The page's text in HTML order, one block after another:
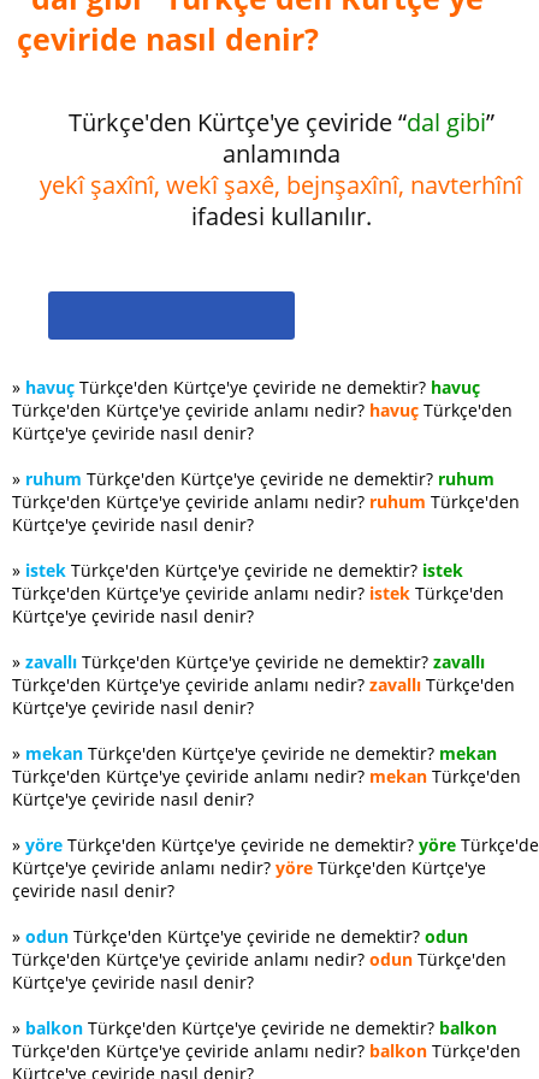
çeviride nasıl denir?
Türkçe'den Kürtçe'ye çeviride “dal gibi”
anlamında
yekî şaxînî, wekî şaxê, bejnşaxînî, navterhînî
ifadesi kullanılır.
» havuç Türkçe'den Kürtçe'ye çeviride ne demektir? havuç
Türkçe'den Kürtçe'ye çeviride anlamı nedir? havuç Türkçe'den
Kürtçe'ye çeviride nasıl denir?
» ruhum Türkçe'den Kürtçe'ye çeviride ne demektir? ruhum
Türkçe'den Kürtçe'ye çeviride anlamı nedir? ruhum Türkçe'den
Kürtçe'ye çeviride nasıl denir?
» istek Türkçe'den Kürtçe'ye çeviride ne demektir? istek
Türkçe'den Kürtçe'ye çeviride anlamı nedir? istek Türkçe'den
Kürtçe'ye çeviride nasıl denir?
» zavallı Türkçe'den Kürtçe'ye çeviride ne demektir? zavallı
Türkçe'den Kürtçe'ye çeviride anlamı nedir? zavallı Türkçe'den
Kürtçe'ye çeviride nasıl denir?
» mekan Türkçe'den Kürtçe'ye çeviride ne demektir? mekan
Türkçe'den Kürtçe'ye çeviride anlamı nedir? mekan Türkçe'den
Kürtçe'ye çeviride nasıl denir?
» yöre Türkçe'den Kürtçe'ye çeviride ne demektir? yöre
Kürtçe'ye çeviride anlamı nedir? yöre Türkçe'den Kürtçe'ye
çeviride nasıl denir?
» odun Türkçe'den Kürtçe'ye çeviride ne demektir? odun
Türkçe'den Kürtçe'ye çeviride anlamı nedir? odun Türkçe'den
Kürtçe'ye çeviride nasıl denir?
» balkon Türkçe'den Kürtçe'ye çeviride ne demektir? balkon
Türkçe'den Kürtçe'ye çeviride anlamı nedir? balkon Türkçe'den
Kürtçe'ye çeviride nasıl denir?